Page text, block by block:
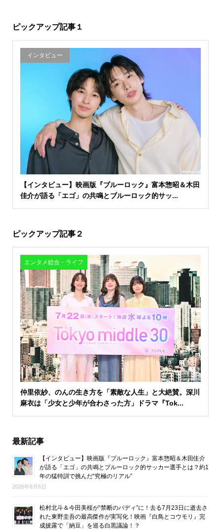
ピックアップ記事１
インタビュー
【インタビュー】映画版『ブルーロック』富本惣昭＆木田
佳介が語る「エゴ」の共鳴とブルーロック的サッ...
ピックアップ記事２
エンタメ総合・ライフ
仲里依紗、のんの生き方を「素敵な人生」と大絶賛。深川
麻衣は「少女と少年が合わさった方」ドラマ『Tok...
最新記事
【インタビュー】映画版『ブルーロック』富本惣昭＆木田佳介
が語る「エゴ」の共鳴とブルーロック的サッカー選手とは？約1
年の猛特訓で挑んだ“究極のリアル”
2026年8月6日
松村北斗＆今田美桜が“禁断のバディ”に！去る7月23日に逝去さ
れた東野圭吾の最高傑作が実写化！映画『白鳥とコウモリ』完
成披露で「納豆」を巡る白黒議論！？